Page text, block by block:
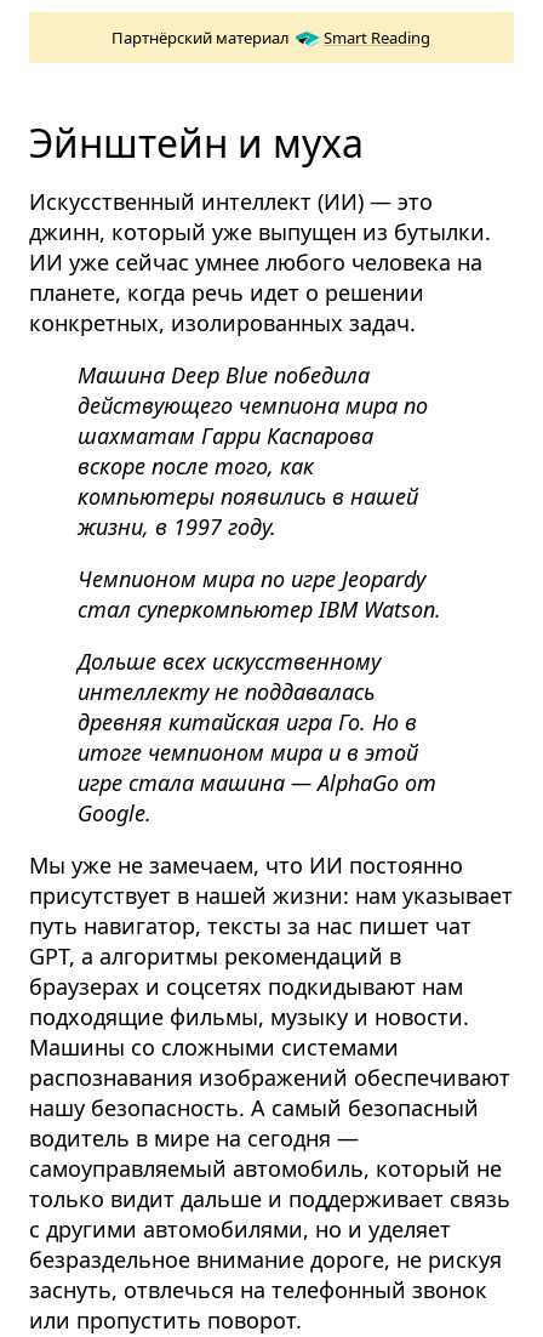
Партнёрский материал Smart Reading
Эйнштейн и муха
Искусственный интеллект (ИИ) — это
джинн, который уже выпущен из бутылки.
ИИ уже сейчас умнее любого человека на
планете, когда речь идет о решении
конкретных, изолированных задач.
Машина Deep Blue победила
действующего чемпиона мира по
шахматам Гарри Каспарова
вскоре после того, как
компьютеры появились в нашей
жизни, в 1997 году.
Чемпионом мира по игре Jeopardy
стал суперкомпьютер IBM Watson.
Дольше всех искусственному
интеллекту не поддавалась
древняя китайская игра Го. Но в
итоге чемпионом мира и в этой
игре стала машина — AlphaGo от
Google.
Мы уже не замечаем, что ИИ постоянно
присутствует в нашей жизни: нам указывает
путь навигатор, тексты за нас пишет чат
GPT, а алгоритмы рекомендаций в
браузерах и соцсетях подкидывают нам
подходящие фильмы, музыку и новости.
Машины со сложными системами
распознавания изображений обеспечивают
нашу безопасность. А самый безопасный
водитель в мире на сегодня —
самоуправляемый автомобиль, который не
только видит дальше и поддерживает связь
с другими автомобилями, но и уделяет
безраздельное внимание дороге, не рискуя
заснуть, отвлечься на телефонный звонок
или пропустить поворот.